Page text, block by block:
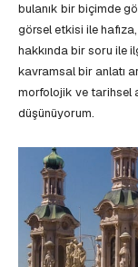
bulanık bir biçimde
görsel etkisi ile
hakkında bir soru ile
kavramsal bir anlatı
morfolojik ve tarihsel
düşünüyorum.